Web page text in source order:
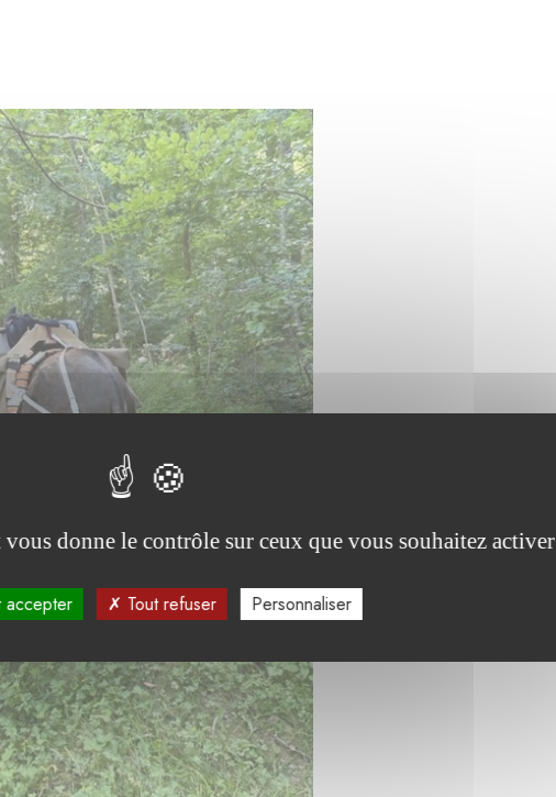
donne le contrôle sur ceux que vous souhaitez activer
accepter Tout refuser Personnaliser